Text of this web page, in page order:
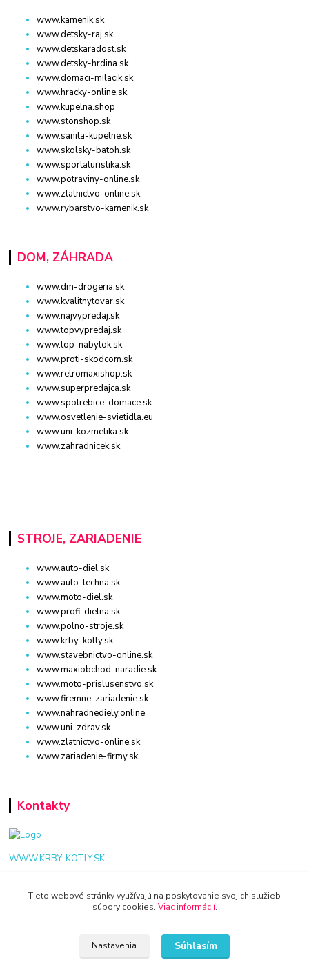
www.kamenik.sk
www.detsky-raj.sk
www.detskaradost.sk
www.detsky-hrdina.sk
www.domaci-milacik.sk
www.hracky-online.sk
www.kupelna.shop
www.stonshop.sk
www.sanita-kupelne.sk
www.skolsky-batoh.sk
www.sportaturistika.sk
www.potraviny-online.sk
www.zlatnictvo-online.sk
www.rybarstvo-kamenik.sk
DOM, ZÁHRADA
www.dm-drogeria.sk
www.kvalitnytovar.sk
www.najvypredaj.sk
www.topvypredaj.sk
www.top-nabytok.sk
www.proti-skodcom.sk
www.retromaxishop.sk
www.superpredajca.sk
www.spotrebice-domace.sk
www.osvetlenie-svietidla.eu
www.uni-kozmetika.sk
www.zahradnicek.sk
STROJE, ZARIADENIE
www.auto-diel.sk
www.auto-techna.sk
www.moto-diel.sk
www.profi-dielna.sk
www.polno-stroje.sk
www.krby-kotly.sk
www.stavebnictvo-online.sk
www.maxiobchod-naradie.sk
www.moto-prislusenstvo.sk
www.firemne-zariadenie.sk
www.nahradnediely.online
www.uni-zdrav.sk
www.zlatnictvo-online.sk
www.zariadenie-firmy.sk
Kontakty
WWW.KRBY-KOTLY.SK
Tieto webové stránky využívajú na poskytovanie svojich služieb
súbory cookies. Viac informácií.
Nastavenia Súhlasím